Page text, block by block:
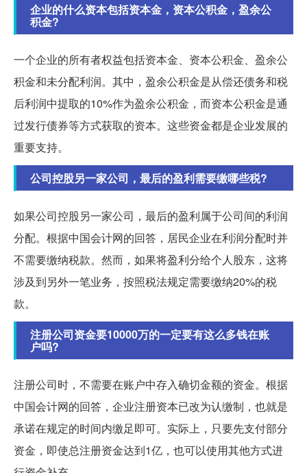
企业的什么资本包括资本金，资本公积金，盈余公
积金?
一个企业的所有者权益包括资本金、资本公积金、盈余公
积金和未分配利润。其中，盈余公积金是从偿还债务和税
后利润中提取的10%作为盈余公积金，而资本公积金是通
过发行债券等方式获取的资本。这些资金都是企业发展的
重要支持。
公司控股另一家公司，最后的盈利需要缴哪些税?
如果公司控股另一家公司，最后的盈利属于公司间的利润
分配。根据中国会计网的回答，居民企业在利润分配时并
不需要缴纳税款。然而，如果将盈利分给个人股东，这将
涉及到另外一笔业务，按照税法规定需要缴纳20%的税
款。
注册公司资金要10000万的一定要有这么多钱在账
户吗?
注册公司时，不需要在账户中存入确切金额的资金。根据
中国会计网的回答，企业注册资本已改为认缴制，也就是
承诺在规定的时间内缴足即可。实际上，只要先支付部分
资金，即使总注册资金达到1亿，也可以使用其他方式进